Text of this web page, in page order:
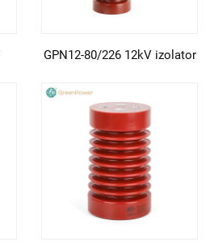
GPN12-80/226 12kV izolator